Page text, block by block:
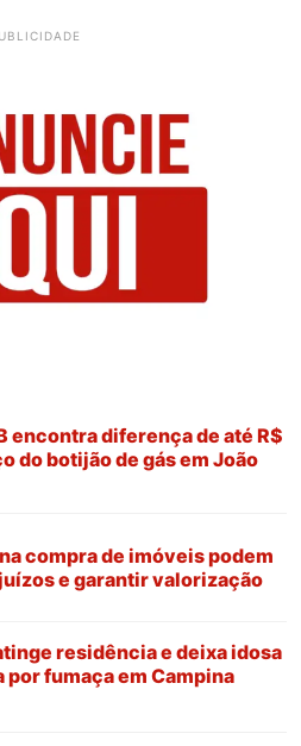
encontra diferença de até R$
do botijão de gás em João
compra de imóveis podem
e garantir valorização
residência e deixa idosa
fumaça em Campina